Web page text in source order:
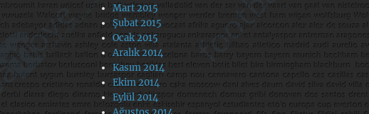
Mart 2015
Şubat 2015
Ocak 2015
Aralık 2014
Kasım 2014
Ekim 2014
Eylül 2014